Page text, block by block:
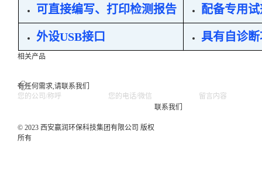
可直接编写、打印检测报告 配备专用
外设USB接口 具有自诊
相关产品
有任何需求,请联系我们
© 2023 西安赢润环保科技集团有限公司 版权
所有
联系我们